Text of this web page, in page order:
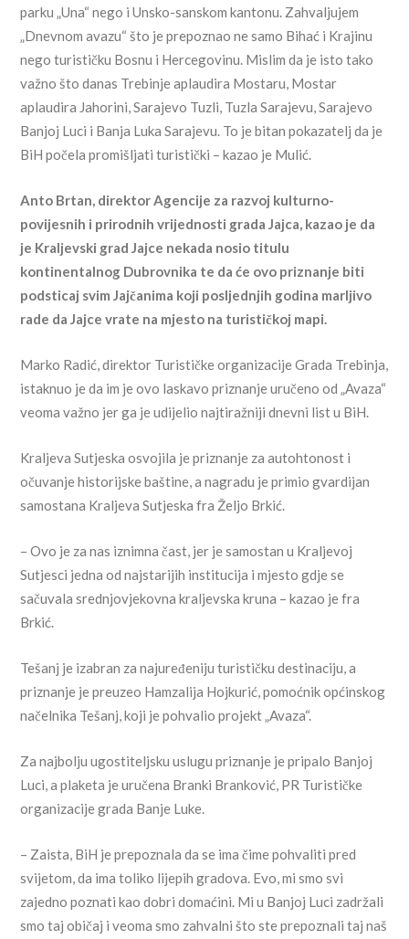
parku „Una“ nego i Unsko-sanskom kantonu. Zahvaljujem
„Dnevnom avazu“ što je prepoznao ne samo Bihać i Krajinu
nego turističku Bosnu i Hercegovinu. Mislim da je isto tako
važno što danas Trebinje aplaudira Mostaru, Mostar
aplaudira Jahorini, Sarajevo Tuzli, Tuzla Sarajevu, Sarajevo
Banjoj Luci i Banja Luka Sarajevu. To je bitan pokazatelj da je
BiH počela promišljati turistički – kazao je Mulić.
Anto Brtan, direktor Agencije za razvoj kulturno-
povijesnih i prirodnih vrijednosti grada Jajca, kazao je da
je Kraljevski grad Jajce nekada nosio titulu
kontinentalnog Dubrovnika te da će ovo priznanje biti
podsticaj svim Jajčanima koji posljednjih godina marljivo
rade da Jajce vrate na mjesto na turističkoj mapi.
Marko Radić, direktor Turističke organizacije Grada Trebinja,
istaknuo je da im je ovo laskavo priznanje uručeno od „Avaza“
veoma važno jer ga je udijelio najtiražniji dnevni list u BiH.
Kraljeva Sutjeska osvojila je priznanje za autohtonost i
očuvanje historijske baštine, a nagradu je primio gvardijan
samostana Kraljeva Sutjeska fra Željo Brkić.
– Ovo je za nas iznimna čast, jer je samostan u Kraljevoj
Sutjesci jedna od najstarijih institucija i mjesto gdje se
sačuvala srednjovjekovna kraljevska kruna – kazao je fra
Brkić.
Tešanj je izabran za najuređeniju turističku destinaciju, a
priznanje je preuzeo Hamzalija Hojkurić, pomoćnik općinskog
načelnika Tešanj, koji je pohvalio projekt „Avaza“.
Za najbolju ugostiteljsku uslugu priznanje je pripalo Banjoj
Luci, a plaketa je uručena Branki Branković, PR Turističke
organizacije grada Banje Luke.
– Zaista, BiH je prepoznala da se ima čime pohvaliti pred
svijetom, da ima toliko lijepih gradova. Evo, mi smo svi
zajedno poznati kao dobri domaćini. Mi u Banjoj Luci zadržali
smo taj običaj i veoma smo zahvalni što ste prepoznali taj naš